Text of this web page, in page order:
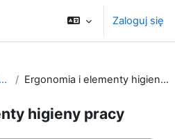
Zaloguj się
WI, KATEDRA LOGISTYKI Ergonomia i elementy higieny pracy
higieny pracy